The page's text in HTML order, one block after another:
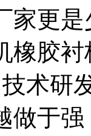
家更
橡胶
术研
做于